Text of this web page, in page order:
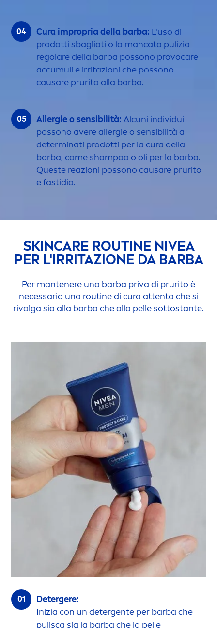
Cura impropria della barba: L'uso di
prodotti sbagliati o la mancata pulizia
regolare della barba possono provocare
accumuli e irritazioni che possono
causare prurito alla barba.
Allergie o sensibilità: Alcuni individui
possono avere allergie o sensibilità a
determinati prodotti per la cura della
barba, come shampoo o oli per la barba.
Queste reazioni possono causare prurito
e fastidio.
SKINCAREROUTINE NIVEA
PER L'IRRITAZIONE DA BARBA
Per mantenere una barba priva di prurito è
necessaria una routine di cura attenta che si
rivolga sia alla barba che alla pelle sottostante.
Detergere:
Inizia con un detergente per barba che
pulisca sia la barba che la pelle